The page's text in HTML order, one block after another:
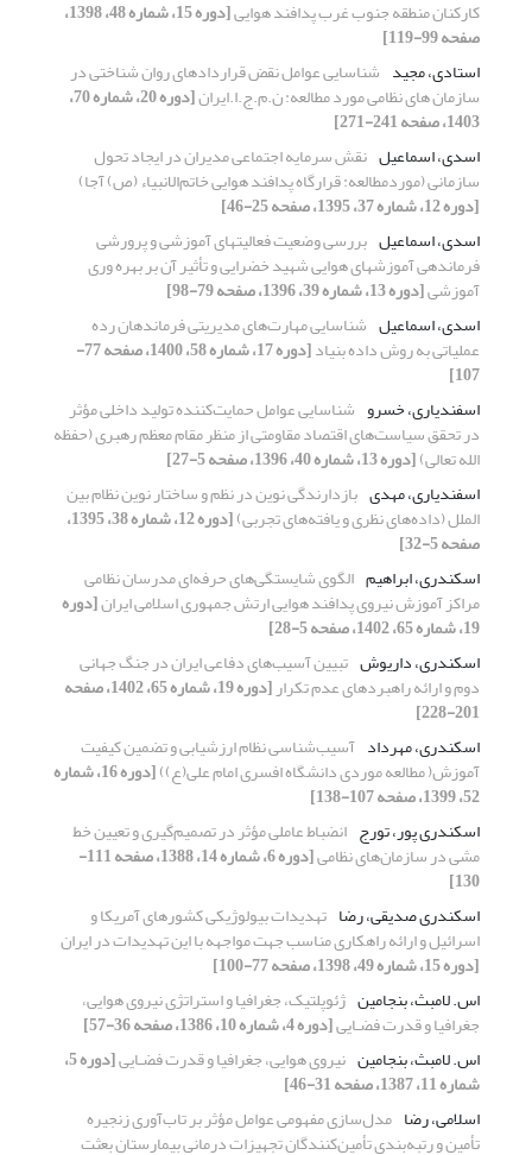
کارکنان منطقه جنوب غرب پدافند هوایی [دوره 15، شماره 48، 1398،
صفحه 99-119]
استادی، مجید شناسایی عوامل نقض قراردادهای روان شناختی در
سازمان های نظامی مورد مطالعه: ن.م.ج.ا.ایران [دوره 20، شماره 70،
1403، صفحه 241-271]
اسدی، اسماعیل نقش سرمایه اجتماعی مدیران در ایجاد تحول
سازمانی (موردمطالعه: قرارگاه پدافند هوایی خاتم‌الانبیاء (ص) آجا)
[دوره 12، شماره 37، 1395، صفحه 25-46]
اسدی، اسماعیل بررسی وضعیت فعالیتهای آموزشی و پرورشی
فرماندهی آموزشهای هوایی شهید خضرایی و تأثیر آن بر بهره وری
آموزشی[دوره 13، شماره 39، 1396، صفحه 79-98]
اسدی، اسماعیل شناسایی مهارت‌های مدیریتی فرماندهان رده
عملیاتی به روش داده بنیاد [دوره 17، شماره 58، 1400، صفحه 77-
107]
اسفندیاری، خسرو شناسایی عوامل حمایت‌کننده تولید داخلی مؤثر
در تحقق سیاست‌های اقتصاد مقاومتی از منظر مقام معظم رهبری (حفظه
الله تعالی)[دوره 13، شماره 40، 1396، صفحه 5-27]
اسفندیاری، مهدی بازدارندگی نوین در نظم و ساختار نوین نظام بین
الملل (داده‌های نظری و یافته‌های تجربی) [دوره 12، شماره 38، 1395،
صفحه 5-32]
اسکندری، ابراهیم الگوی شایستگی‌های حرفه‌ای مدرسان نظامی
مراکز آموزش نیروی پدافند هوایی ارتش جمهوری اسلامی ایران[دوره
19، شماره 65، 1402، صفحه 5-28]
اسکندری، داریوش تبیین آسیب‌های دفاعی ایران در جنگ جهانی
دوم و ارائه راهبردهای عدم تکرار [دوره 19، شماره 65، 1402، صفحه
201-228]
اسکندری، مهرداد آسیب‌شناسی نظام ارزشیابی و تضمین کیفیت
آموزش( مطالعه موردی دانشگاه افسری امام علی(ع)) [دوره 16، شماره
52، 1399، صفحه 107-138]
اسکندری پور، تورج انضباط عاملی مؤثر در تصمیم‌گیری و تعیین خط
مشی در سازمان‌های نظامی [دوره 6، شماره 14، 1388، صفحه 111-
130]
اسکندری صدیقی، رضا تهدیدات بیولوژیکی کشورهای آمریکا و
اسرائیل و ارائه راهکاری مناسب جهت مواجهه با این تهدیدات در ایران
[دوره 15، شماره 49، 1398، صفحه 77-100]
اس. لامبث، بنجامین ژئوپلتیک، جغرافیا و استراتژی نیروی هوایی،
جغرافیا و قدرت فضـایی[دوره 4، شماره 10، 1386، صفحه 36-57]
اس. لامبث، بنجامین نیروی هوایی، جغرافیا و قدرت فضـایی [دوره 5،
شماره 11، 1387، صفحه 31-46]
اسلامی، رضا مدل‌سازی مفهومی عوامل مؤثر بر تاب‌آوری زنجیره
تأمین و رتبه‌بندی تأمین‌کنندگان تجهیزات درمانی بیمارستان بعثت